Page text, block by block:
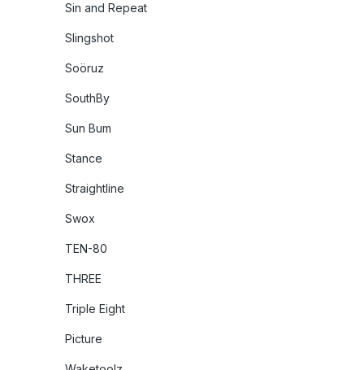
Sin and Repeat
Slingshot
Soöruz
SouthBy
Sun Bum
Stance
Straightline
Swox
TEN-80
THREE
Triple Eight
Picture